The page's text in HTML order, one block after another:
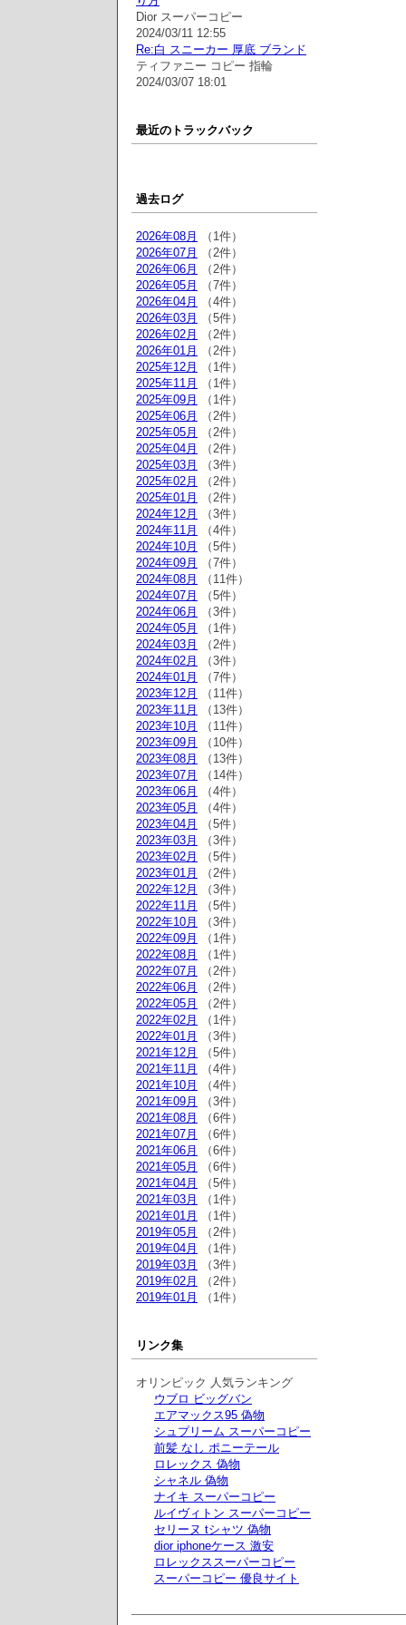
Dior スーパーコピー
2024/03/11 12:55
Re:白 スニーカー 厚底 ブランド
ティファニー コピー 指輪
2024/03/07 18:01
最近のトラックバック
過去ログ
2026年08月
（1件）
2026年07月
（2件）
2026年06月
（2件）
2026年05月
（7件）
2026年04月
（4件）
2026年03月
（5件）
2026年02月
（2件）
2026年01月
（2件）
2025年12月
（1件）
2025年11月
（1件）
2025年09月
（1件）
2025年06月
（2件）
2025年05月
（2件）
2025年04月
（2件）
2025年03月
（3件）
2025年02月
（2件）
2025年01月
（2件）
2024年12月
（3件）
2024年11月
（4件）
2024年10月
（5件）
2024年09月
（7件）
2024年08月
（11件）
2024年07月
（5件）
2024年06月
（3件）
2024年05月
（1件）
2024年03月
（2件）
2024年02月
（3件）
2024年01月
（7件）
2023年12月
（11件）
2023年11月
（13件）
2023年10月
（11件）
2023年09月
（10件）
2023年08月
（13件）
2023年07月
（14件）
2023年06月
（4件）
2023年05月
（4件）
2023年04月
（5件）
2023年03月
（3件）
2023年02月
（5件）
2023年01月
（2件）
2022年12月
（3件）
2022年11月
（5件）
2022年10月
（3件）
2022年09月
（1件）
2022年08月
（1件）
2022年07月
（2件）
2022年06月
（2件）
2022年05月
（2件）
2022年02月
（1件）
2022年01月
（3件）
2021年12月
（5件）
2021年11月
（4件）
2021年10月
（4件）
2021年09月
（3件）
2021年08月
（6件）
2021年07月
（6件）
2021年06月
（6件）
2021年05月
（6件）
2021年04月
（5件）
2021年03月
（1件）
2021年01月
（1件）
2019年05月
（2件）
2019年04月
（1件）
2019年03月
（3件）
2019年02月
（2件）
2019年01月
（1件）
リンク集
オリンピック 人気ランキング
ウブロ ビッグバン
エアマックス95 偽物
シュプリーム スーパーコピー
前髪 なし ポニーテール
ロレックス 偽物
シャネル 偽物
ナイキ スーパーコピー
ルイヴィトン スーパーコピー
セリーヌ tシャツ 偽物
dior iphoneケース 激安
ロレックススーパーコピー
スーパーコピー 優良サイト